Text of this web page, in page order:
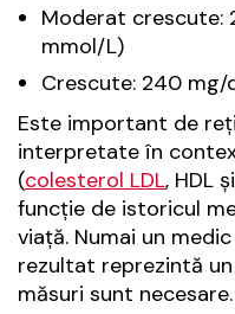
Moderat crescute:
mmol/L)
Crescute: 240 mg/
Este important de
interpretate în
(colesterol LDL, HDL
funcție de istoricul
viață. Numai un
rezultat reprezintă
măsuri sunt necesare.